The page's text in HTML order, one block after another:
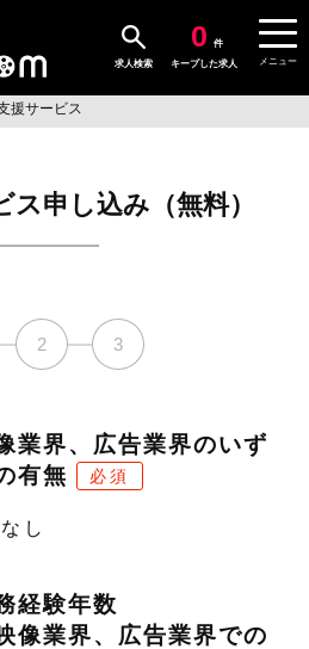
求人検索
0
件
キープした求人
メニュー
援サービス
申し込み（無料）
2 3
業界、広告業界のいず
有無
必須
し
経験年数
像業界、広告業界での